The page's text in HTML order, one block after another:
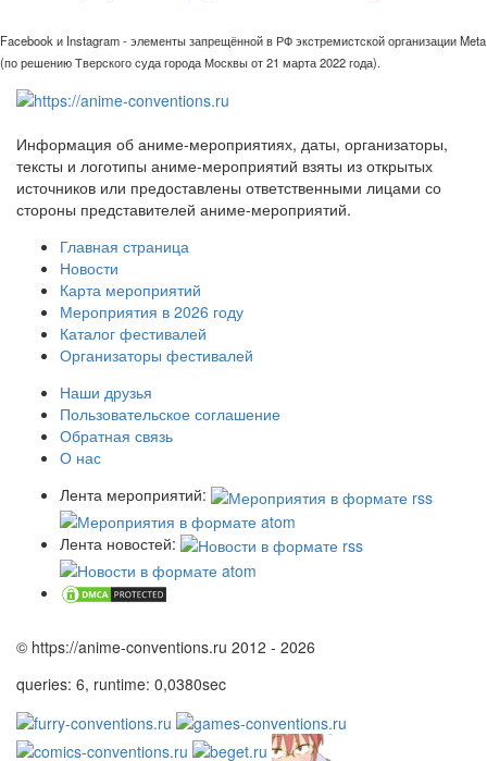
Facebook и Instagram - элементы запрещённой в РФ экстремистской организации Meta
(по решению Тверского суда города Москвы от 21 марта 2022 года).
Информация об аниме-мероприятиях, даты, организаторы,
тексты и логотипы аниме-мероприятий взяты из открытых
источников или предоставлены ответственными лицами со
стороны представителей аниме-мероприятий.
Главная страница
Новости
Карта мероприятий
Мероприятия в 2026 году
Каталог фестивалей
Организаторы фестивалей
Наши друзья
Пользовательское соглашение
Обратная связь
О нас
Лента мероприятий:
Лента новостей:
© https://anime-conventions.ru 2012 - 2026
queries: 6, runtime: 0,0380sec